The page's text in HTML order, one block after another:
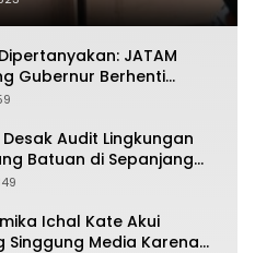
JATAM
Gubernur Berhenti
dan Selamatkan
Audit Lingkungan
Batuan di Sepanjang
Ichal Kate Akui
Singgung Media Karena